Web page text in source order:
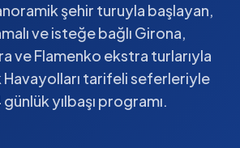
şehir turuyla başlayan,
ve isteğe bağlı Girona,
ve Flamenko ekstra turlarıyla
Havayolları tarifeli seferleriyle
yılbaşı programı.